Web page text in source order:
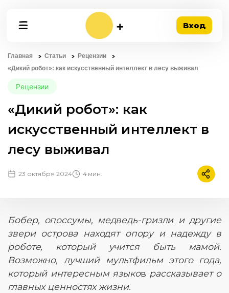
Вход
Главная Статьи
Рецензии
«Дикий робот»: как искусственный интеллект в лесу выживал
Рецензии
«Дикий робот»: как
искусственный интеллект в
лесу выживал
23 октября 2024 4 мин.
Бобер, опоссумы, медведь-гризли и другие
звери острова находят опору и надежду в
роботе, который учится быть мамой.
Возможно, лучший мультфильм этого года,
который интересным языков рассказывает о
главных ценностях жизни.